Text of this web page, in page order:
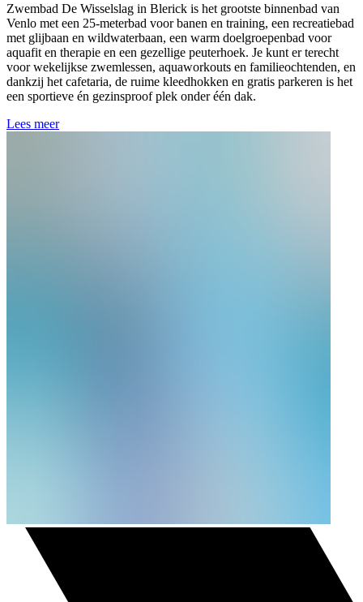
Zwembad De Wisselslag in Blerick is het grootste binnenbad van
Venlo met een 25‑meterbad voor banen en training, een recreatiebad
met glijbaan en wildwaterbaan, een warm doelgroepenbad voor
aquafit en therapie en een gezellige peuterhoek. Je kunt er terecht
voor wekelijkse zwemlessen, aquaworkouts en familieochtenden, en
dankzij het cafetaria, de ruime kleedhokken en gratis parkeren is het
een sportieve én gezinsproof plek onder één dak.
Lees meer